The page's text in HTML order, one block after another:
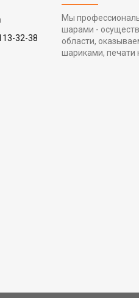
32-38
Мы
шарами -
области,
шариками, печати